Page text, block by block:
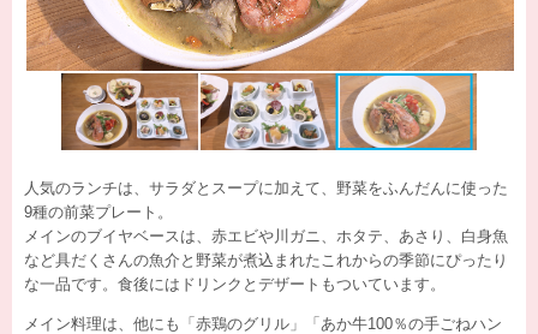
人気のランチは、サラダとスープに加えて、野菜をふんだんに使った
9種の前菜プレート。
メインのブイヤベースは、赤エビや川ガニ、ホタテ、あさり、白身魚
など具だくさんの魚介と野菜が煮込まれたこれからの季節にぴったり
な一品です。食後にはドリンクとデザートもついています。
メイン料理は、他にも「赤鶏のグリル」「あか牛100％の手ごねハン